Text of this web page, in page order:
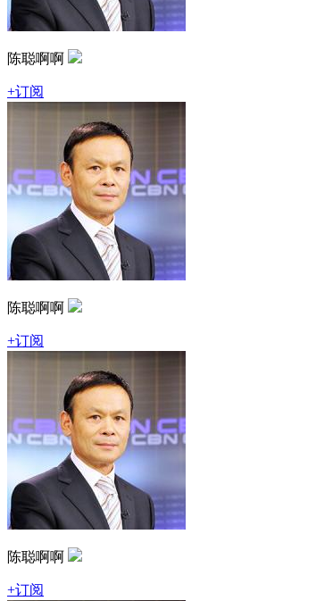
陈聪啊啊
+订阅
陈聪啊啊
+订阅
陈聪啊啊
+订阅